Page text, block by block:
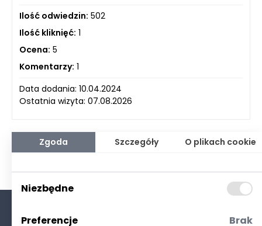
Ilość odwiedzin: 502
Ilość kliknięć: 1
Ocena: 5
Komentarzy: 1
Data dodania: 10.04.2024
Ostatnia wizyta: 07.08.2026
Zgoda Szczegóły O plikach cookie
Niezbędne
Preferencje Brak